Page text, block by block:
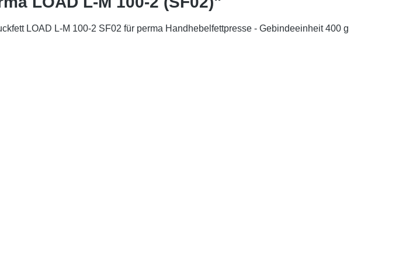
LOAD L-M 100-2 SF02 für perma Handhebelfettpresse - Gebindeeinheit 400 g